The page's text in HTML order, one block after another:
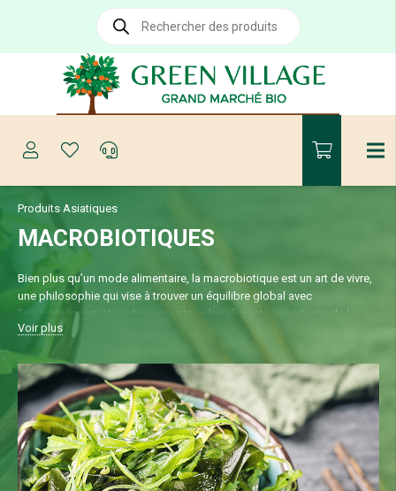
Recherche
produits
Produits Asiatiques
MACROBIOTIQUES
Bien plus qu’un mode alimentaire, la macrobiotique est un art de vivre,
une philosophie qui vise à trouver un équilibre global avec
l’environnement. Vous trouverez tous les aliments importants de la
cuisine macrobiotique : soja, algues, miso, tofu, gingembre, riz…etc
Voir plus